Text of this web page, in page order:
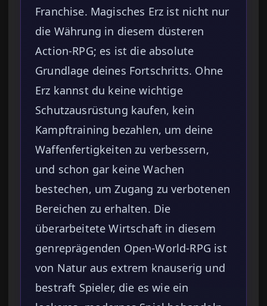
Franchise. Magisches Erz ist nicht nur
die Währung in diesem düsteren
Action-RPG; es ist die absolute
Grundlage deines Fortschritts. Ohne
Erz kannst du keine wichtige
Schutzausrüstung kaufen, kein
Kampftraining bezahlen, um deine
Waffenfertigkeiten zu verbessern,
und schon gar keine Wachen
bestechen, um Zugang zu verbotenen
Bereichen zu erhalten. Die
überarbeitete Wirtschaft in diesem
genreprägenden Open-World-RPG ist
von Natur aus extrem knauserig und
bestraft Spieler, die es wie ein